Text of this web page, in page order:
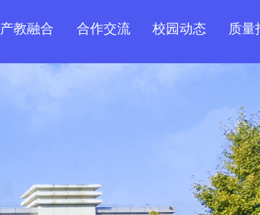
产教融合 合作交流 校园动态 质量